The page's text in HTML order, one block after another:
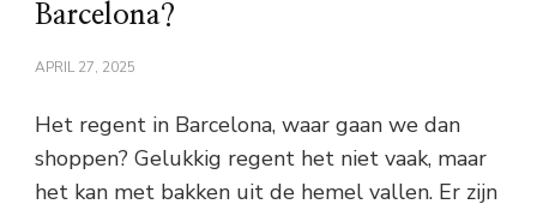
Barcelona?
APRIL 27, 2025
Het regent in Barcelona, waar gaan we dan
shoppen? Gelukkig regent het niet vaak, maar
het kan met bakken uit de hemel vallen. Er zijn